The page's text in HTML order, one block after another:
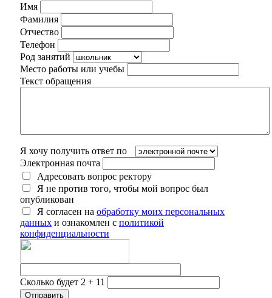
Имя
Фамилия
Отчество
Телефон
Род занятий
Место работы или учебы
Текст обращения
Я хочу получить ответ по
Электронная почта
Адресовать вопрос ректору
Я не против того, чтобы мой вопрос был
опубликован
Я согласен на обработку моих персональных
данных и ознакомлен с политикой
конфиденциальности
Сколько будет 2 + 11